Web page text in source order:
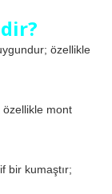
özellikle
özellikle mont
bir kumaştır;